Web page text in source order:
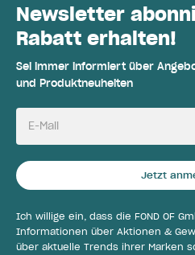
Newsletter
Rabatt erhalten!
Sei immer informiert über
und Produktneuheiten
E-Mail
Jetzt
Ich willige ein, dass die FOND OF
Informationen über Aktionen &
über aktuelle Trends ihrer Marken